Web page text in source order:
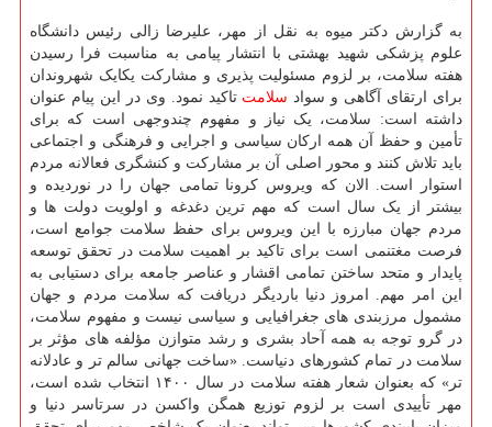
به گزارش دکتر میوه به نقل از مهر، علیرضا زالی رئیس دانشگاه
علوم پزشکی شهید بهشتی با انتشار پیامی به مناسبت فرا رسیدن
هفته سلامت، بر لزوم مسئولیت پذیری و مشارکت یکایک شهروندان
برای ارتقای آگاهی و سواد سلامت تاکید نمود. وی در این پیام عنوان
داشته است: سلامت، یک نیاز و مفهوم چندوجهی است که برای
تأمین و حفظ آن همه ارکان سیاسی و اجرایی و فرهنگی و اجتماعی
باید تلاش کنند و محور اصلی آن بر مشارکت و کنشگری فعالانه مردم
استوار است. الان که ویروس کرونا تمامی جهان را در نوردیده و
بیشتر از یک سال است که مهم ترین دغدغه و اولویت دولت ها و
مردم جهان مبارزه با این ویروس برای حفظ سلامت جوامع است،
فرصت مغتنمی است برای تاکید بر اهمیت سلامت در تحقق توسعه
پایدار و متحد ساختن تمامی اقشار و عناصر جامعه برای دستیابی به
این امر مهم. امروز دنیا باردیگر دریافت که سلامت مردم و جهان
مشمول مرزبندی های جغرافیایی و سیاسی نیست و مفهوم سلامت،
در گرو توجه به همه آحاد بشری و رشد متوازن مؤلفه های مؤثر بر
سلامت در تمام کشورهای دنیاست. «ساخت جهانی سالم تر و عادلانه
تر» که بعنوان شعار هفته سلامت در سال ۱۴۰۰ انتخاب شده است،
مهر تأییدی است بر لزوم توزیع همگن واکسن در سرتاسر دنیا و